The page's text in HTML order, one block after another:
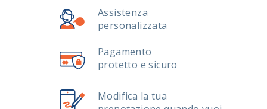
Assistenza
personalizzata
Pagamento
protetto e sicuro
Modifica la tua